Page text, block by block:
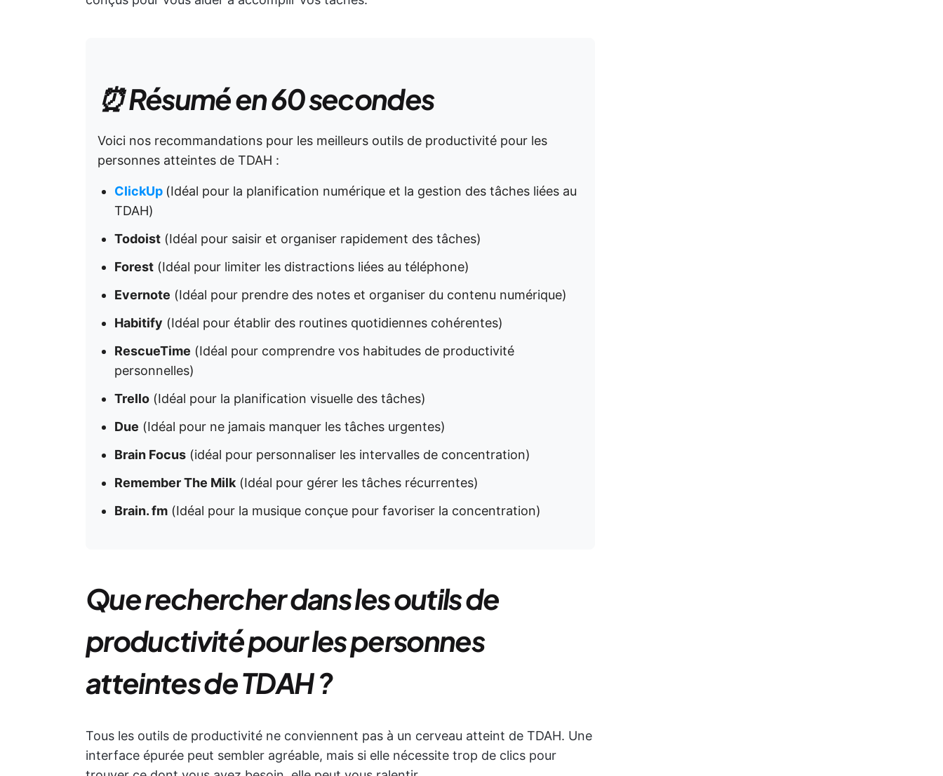
⏰ Résumé en 60 secondes
Voici nos recommandations pour les meilleurs outils de productivité pour les
personnes atteintes de TDAH :
ClickUp (Idéal pour la planification numérique et la gestion des tâches liées au
TDAH)
Todoist (Idéal pour saisir et organiser rapidement des tâches)
Forest (Idéal pour limiter les distractions liées au téléphone)
Evernote (Idéal pour prendre des notes et organiser du contenu numérique)
Habitify (Idéal pour établir des routines quotidiennes cohérentes)
RescueTime (Idéal pour comprendre vos habitudes de productivité
personnelles)
Trello (Idéal pour la planification visuelle des tâches)
Due (Idéal pour ne jamais manquer les tâches urgentes)
Brain Focus (idéal pour personnaliser les intervalles de concentration)
Remember The Milk (Idéal pour gérer les tâches récurrentes)
Brain. fm (Idéal pour la musique conçue pour favoriser la concentration)
Que rechercher dans les outils de
productivité pour les personnes
atteintes de TDAH ?
Tous les outils de productivité ne conviennent pas à un cerveau atteint de TDAH. Une
interface épurée peut sembler agréable, mais si elle nécessite trop de clics pour